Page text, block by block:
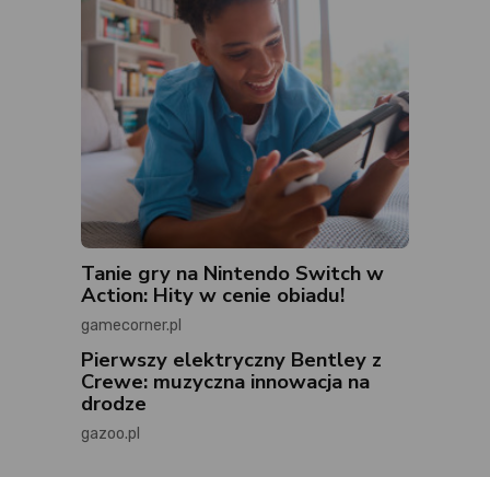
Tanie gry na Nintendo Switch w
Action: Hity w cenie obiadu!
gamecorner.pl
Pierwszy elektryczny Bentley z
Crewe: muzyczna innowacja na
drodze
gazoo.pl